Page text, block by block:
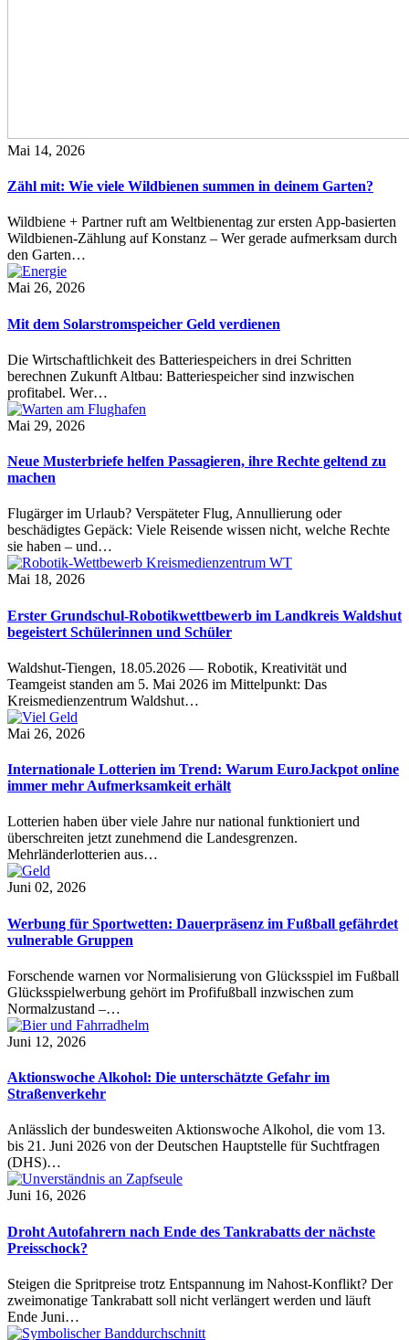
Mai 14, 2026
Zähl mit: Wie viele Wildbienen summen in deinem Garten?
Wildbiene + Partner ruft am Weltbienentag zur ersten App-basierten
Wildbienen-Zählung auf Konstanz – Wer gerade aufmerksam durch
den Garten…
Mai 26, 2026
Mit dem Solarstromspeicher Geld verdienen
Die Wirtschaftlichkeit des Batteriespeichers in drei Schritten
berechnen Zukunft Altbau: Batteriespeicher sind inzwischen
profitabel. Wer…
Mai 29, 2026
Neue Musterbriefe helfen Passagieren, ihre Rechte geltend zu
machen
Flugärger im Urlaub? Verspäteter Flug, Annullierung oder
beschädigtes Gepäck: Viele Reisende wissen nicht, welche Rechte
sie haben – und…
Mai 18, 2026
Erster Grundschul-Robotikwettbewerb im Landkreis Waldshut
begeistert Schülerinnen und Schüler
Waldshut-Tiengen, 18.05.2026 — Robotik, Kreativität und
Teamgeist standen am 5. Mai 2026 im Mittelpunkt: Das
Kreismedienzentrum Waldshut…
Mai 26, 2026
Internationale Lotterien im Trend: Warum EuroJackpot online
immer mehr Aufmerksamkeit erhält
Lotterien haben über viele Jahre nur national funktioniert und
überschreiten jetzt zunehmend die Landesgrenzen.
Mehrländerlotterien aus…
Juni 02, 2026
Werbung für Sportwetten: Dauerpräsenz im Fußball gefährdet
vulnerable Gruppen
Forschende warnen vor Normalisierung von Glücksspiel im Fußball
Glücksspielwerbung gehört im Profifußball inzwischen zum
Normalzustand –…
Juni 12, 2026
Aktionswoche Alkohol: Die unterschätzte Gefahr im
Straßenverkehr
Anlässlich der bundesweiten Aktionswoche Alkohol, die vom 13.
bis 21. Juni 2026 von der Deutschen Hauptstelle für Suchtfragen
(DHS)…
Juni 16, 2026
Droht Autofahrern nach Ende des Tankrabatts der nächste
Preisschock?
Steigen die Spritpreise trotz Entspannung im Nahost-Konflikt? Der
zweimonatige Tankrabatt soll nicht verlängert werden und läuft
Ende Juni…